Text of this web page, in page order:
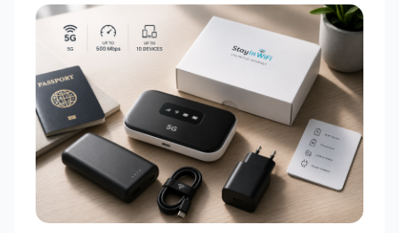
우리의 패키지